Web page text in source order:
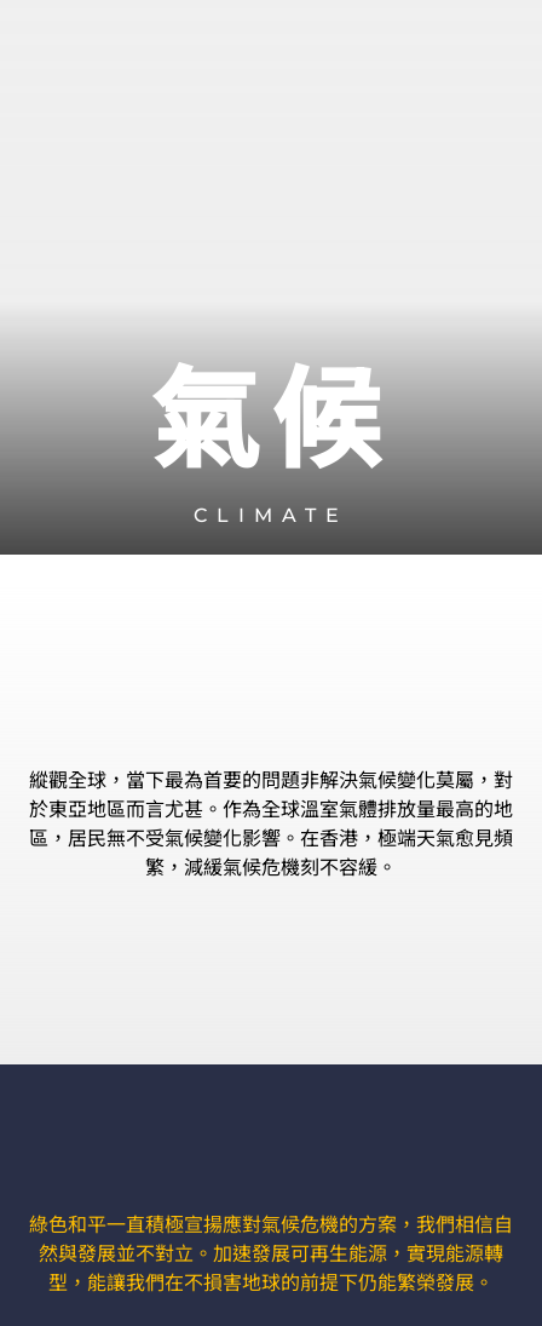
氣候
CLIMATE
縱觀全球，當下最為首要的問題非解決氣候變化莫屬，對
於東亞地區而言尤甚。作為全球溫室氣體排放量最高的地
區，居民無不受氣候變化影響。在香港，極端天氣愈見頻
繁，減緩氣候危機刻不容緩。
綠色和平一直積極宣揚應對氣候危機的方案，我們相信自
然與發展並不對立。加速發展可再生能源，實現能源轉
型，能讓我們在不損害地球的前提下仍能繁榮發展。